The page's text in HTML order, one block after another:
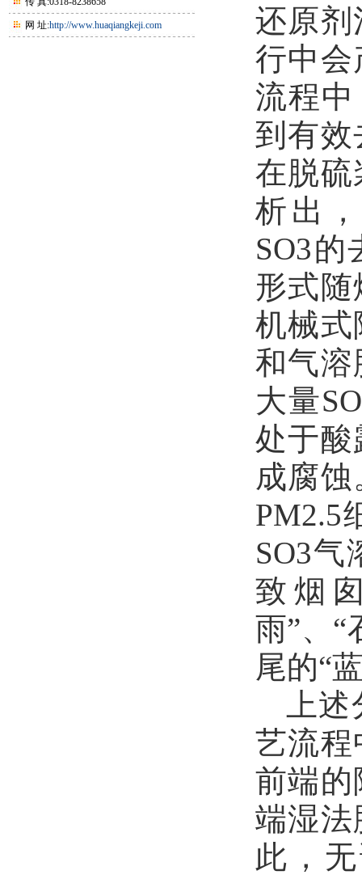
网 址:http://www.huaqiangkeji.com
还原
行中会
流程
到有效
在脱硫
析出
SO3的
形式
机械式
和气溶
大量
处于酸
成腐
PM2.5
SO3气
致烟
雨”、“
尾的“
上
艺流程
前端的
端湿法
此，